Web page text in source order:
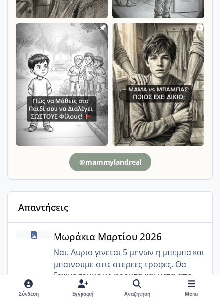
@mammylandreal
Απαντήσεις
Μωράκια Μαρτίου 2026
Μωράκια Μαρτίου 2026
Ναι. Αυριο γινεται 5 μηνων η μπεμπα και
μπαινουμε στις στερεες τροφες. Θα
ξεκινησουμε με φρουτα και μετα απο
μια εβδομαδα θα βαλουμε τα λαχανικα
και το κρεας.
Σύνδεση Εγγραφή Αναζήτηση Menu